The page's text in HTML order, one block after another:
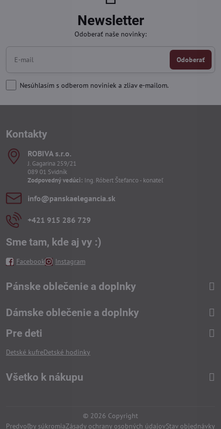
Newsletter
Odoberať naše novinky:
Odoberať
Nesúhlasím s odberom noviniek a zliav e-mailom.
Kontakty
ROBIVA s​.r​.o​.
J. Gagarina 259/21
089 01 Svidník
Zodpovedný vedúci: Ing. Róbert Štefanco - konateľ
info​@panskaelegancia​.sk
+421 915 286 729
Sme tam, kde aj vy :)
Facebook Instagram
Pánske oblečenie a doplnky
Dámske oblečenie a doplnky
Pre deti
Detské kufreDetské hodinky
Všetko k nákupu
© 2026 Copyright
Predvoľby súkromiaZásady ochrany osobných údajovStav objednávky